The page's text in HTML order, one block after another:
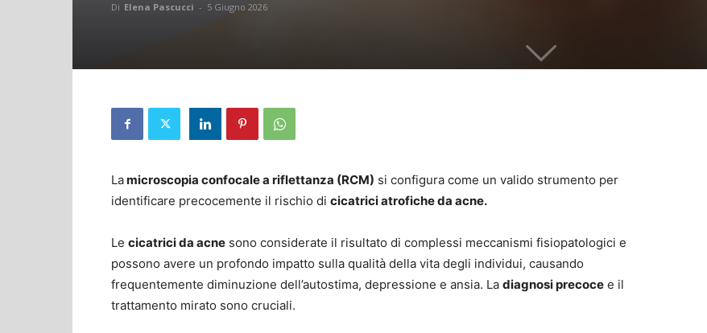
Di Elena Pascucci - 5 Giugno 2026
Lamicroscopia confocale a riflettanza (RCM) si configura come un valido strumento per
identificare precocemente il rischio di cicatrici atrofiche da acne.
Le cicatrici da acne sono considerate il risultato di complessi meccanismi fisiopatologici e
possono avere un profondo impatto sulla qualità della vita degli individui, causando
frequentemente diminuzione dell’autostima, depressione e ansia. La diagnosi precoce e il
trattamento mirato sono cruciali.